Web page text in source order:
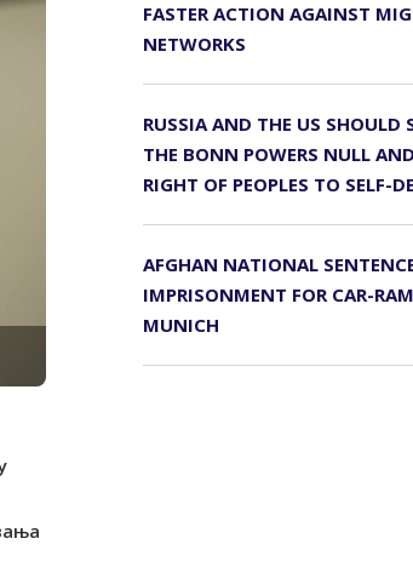
FASTER ACTION AGAINST
NETWORKS
RUSSIA AND THE US SHOULD
THE BONN POWERS NULL
RIGHT OF PEOPLES TO SELF-
AFGHAN NATIONAL
IMPRISONMENT FOR CAR-
MUNICH